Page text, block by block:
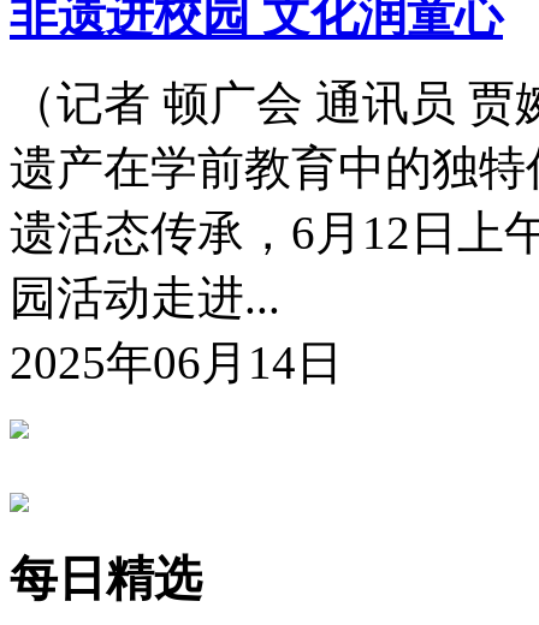
非遗进校园 文化润童心
（记者 顿广会 通讯员
遗产在学前教育中的独
遗活态传承，6月12日上
园活动走进...
2025年06月14日
每日精选